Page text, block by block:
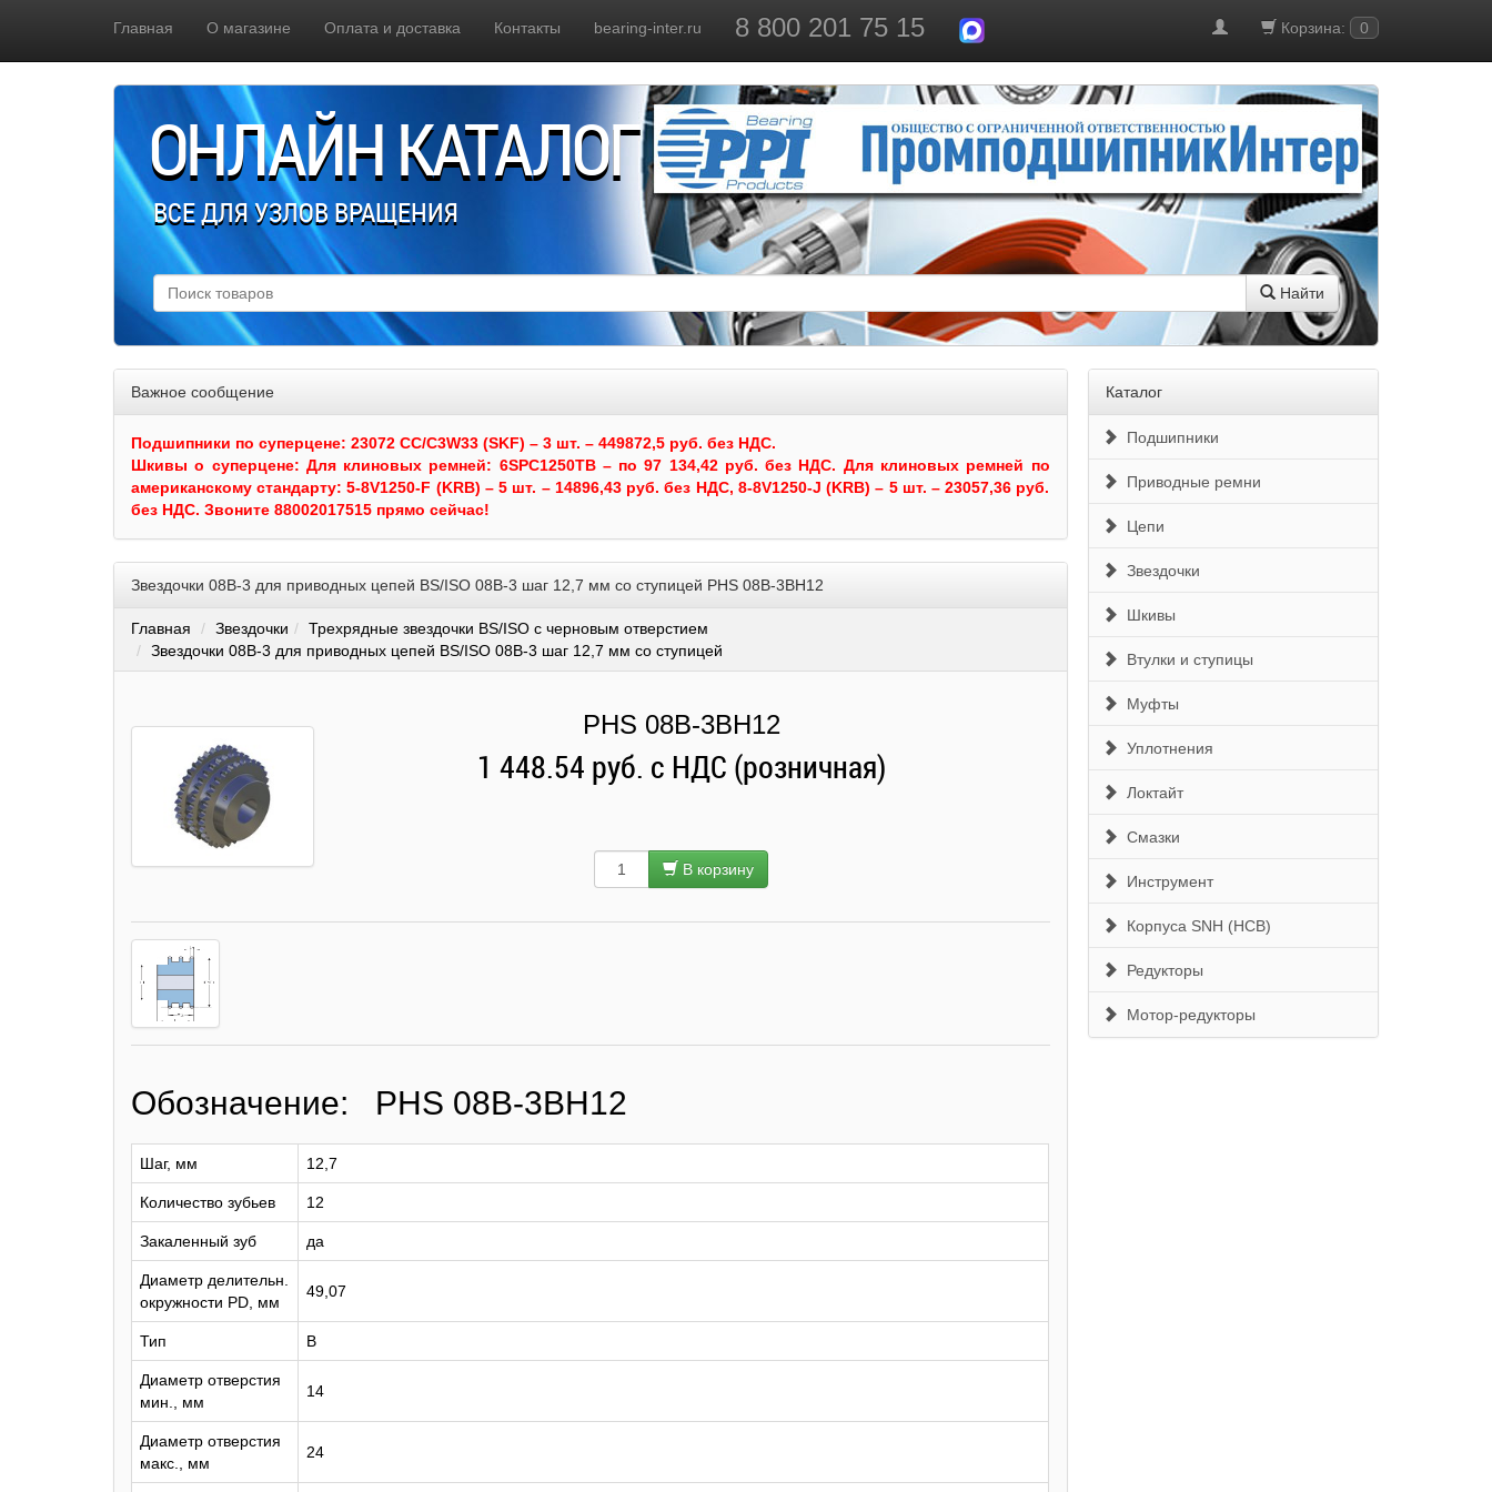
Главная О магазине Оплата и доставка Контакты bearing-inter.ru 8 800 201 75 15 Корзина: 0
ОНЛАЙН КАТАЛОГ
ВСЕ ДЛЯ УЗЛОВ ВРАЩЕНИЯ
Найти
Важное сообщение
Подшипники по суперцене: 23072 CC/C3W33 (SKF) – 3 шт. – 449872,5 руб. без НДС.
Шкивыо суперцене: Для клиновых ремней: 6SPC1250TB – по 97 134,42 руб. без НДС. Для клиновых ремней по
американскому стандарту: 5-8V1250-F (KRB) – 5 шт. – 14896,43 руб. без НДС, 8-8V1250-J (KRB) – 5 шт. – 23057,36 руб.
без НДС. Звоните 88002017515 прямо сейчас!
Звездочки 08B-3 для приводных цепей BS/ISO 08B-3 шаг 12,7 мм со ступицей PHS 08B-3BH12
Главная Звездочки
Трехрядные звездочки BS/ISO с черновым отверстием
Звездочки 08B-3 для приводных цепей BS/ISO 08B-3 шаг 12,7 мм со ступицей
PHS 08B-3BH12
1 448.54 руб. с НДС (розничная)
В корзину
Обозначение: PHS 08B-3BH12
Шаг, мм 12,7
Количество зубьев 12
Закаленный зуб да
Диаметр делительн.
окружности PD, мм
49,07
Тип B
Диаметр отверстия
мин., мм
14
Диаметр отверстия
макс., мм
24
Каталог
Подшипники
Приводные ремни
Цепи
Звездочки
Шкивы
Втулки и ступицы
Муфты
Уплотнения
Локтайт
Смазки
Инструмент
Корпуса SNH (HCB)
Редукторы
Мотор-редукторы